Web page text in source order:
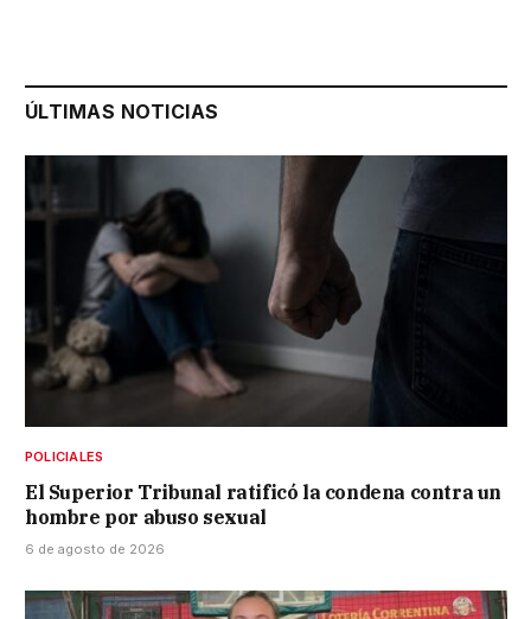
ÚLTIMAS NOTICIAS
POLICIALES
El Superior Tribunal ratificó la condena contra un
hombre por abuso sexual
6 de agosto de 2026